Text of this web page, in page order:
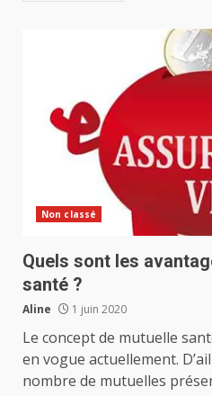
Non classé
Quels sont les
santé ?
Aline 1 juin 2020
Le concept de mutuelle
en vogue actuellement.
nombre de mutuelles